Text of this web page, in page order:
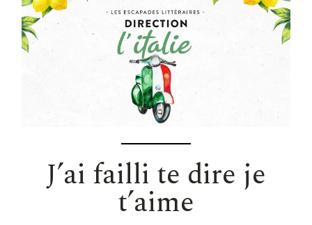
J’ai failli te dire je
t’aime